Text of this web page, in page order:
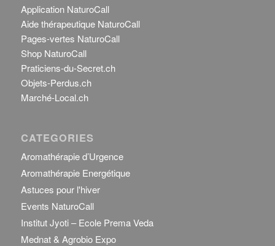
Application NaturoCall
Aide thérapeutique NaturoCall
Pages-vertes NaturoCall
Shop NaturoCall
Praticiens-du-Secret.ch
Objets-Perdus.ch
Marché-Local.ch
CATEGORIES
Aromathérapie d’Urgence
Aromathérapie Energétique
Astuces pour l'hiver
Events NaturoCall
Institut Jyoti – Ecole Prema Veda
Mednat & Agrobio Expo